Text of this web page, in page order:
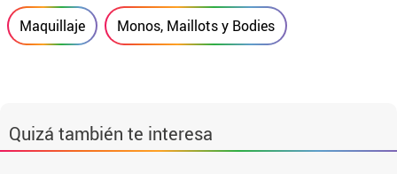
Maquillaje Monos, Maillots y Bodies
Quizá también te interesa